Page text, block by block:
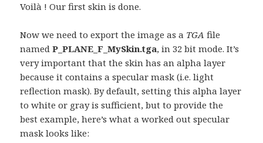
Voilà ! Our first skin is done.
Now we need to export the image as a TGA file
namedP_PLANE_F_MySkin.tga, in 32 bit mode. It’s
very important that the skin has an alpha layer
because it contains a specular mask (i.e. light
reflection mask). By default, setting this alpha layer
to white or gray is sufficient, but to provide the
best example, here’s what a worked out specular
mask looks like: